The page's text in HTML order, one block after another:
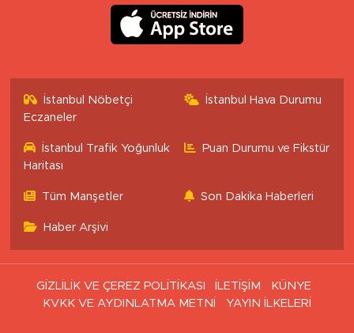
İstanbul Nöbetçi
Eczaneler
İstanbul Hava Durumu
İstanbul Trafik Yoğunluk
Haritası
Puan Durumu ve Fikstür
Tüm Manşetler Son Dakika Haberleri
Haber Arşivi
GİZLİLİK VE ÇEREZ POLİTİKASI İLETİŞİM
KÜNYE
KVKK VE AYDINLATMA METNİ
YAYIN İLKELERİ